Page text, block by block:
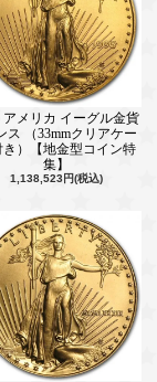
アメリカ イーグル金貨
ス （33mmクリアケー
き）【地金型コイン特
集】
1,138,523円(税込)